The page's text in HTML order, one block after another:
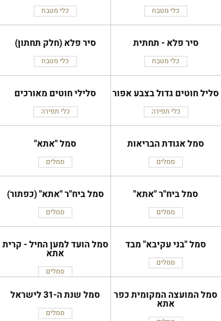
כלי מטבח כלי מטבח
סיר פלא - תחתית
כלי מטבח
סיר פלא (חלק תחתון)
כלי מטבח
סליל חוטים גדול בצבע אפור
כלי תפירה
סלילי חוטים מאורכים
כלי תפירה
סמל אגודת הבריאות
סמלים
סמל ''אתא''
סמלים
סמל ביח''ר ''אתא''
סמלים
סמל ביח''ר ''אתא'' (כפתור)
סמלים
סמל ''בני עקיבא'' מבד
סמלים
סמל הועד למען החיל - קרית
אתא
סמלים
סמל המועצה המקומית כפר
אתא
סמל שנת ה-31 לישראל
סמלים